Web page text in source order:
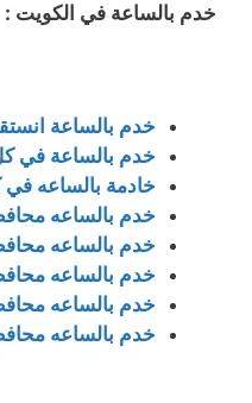
خدم بالساعة في الكويت :
خدم بالساعة
خدم بالساعة في
خادمة بالساعه
خدم بالساعه
خدم بالساعه
خدم بالساعه
خدم بالساعه
خدم بالساعه